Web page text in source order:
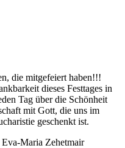
die mitgefeiert haben!!!
dieses Festtages in
Tag über die Schönheit
mit Gott, die uns im
geschenkt ist.
Maria Zehetmair